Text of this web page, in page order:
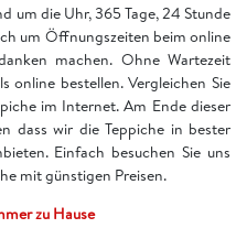
um die Uhr, 365 Tage, 24 Stunde
um Öffnungszeiten beim online
machen. Ohne Wartezeit
online bestellen. Vergleichen Sie
im Internet. Am Ende dieser
dass wir die Teppiche in bester
Einfach besuchen Sie uns
mit günstigen Preisen.
zu Hause